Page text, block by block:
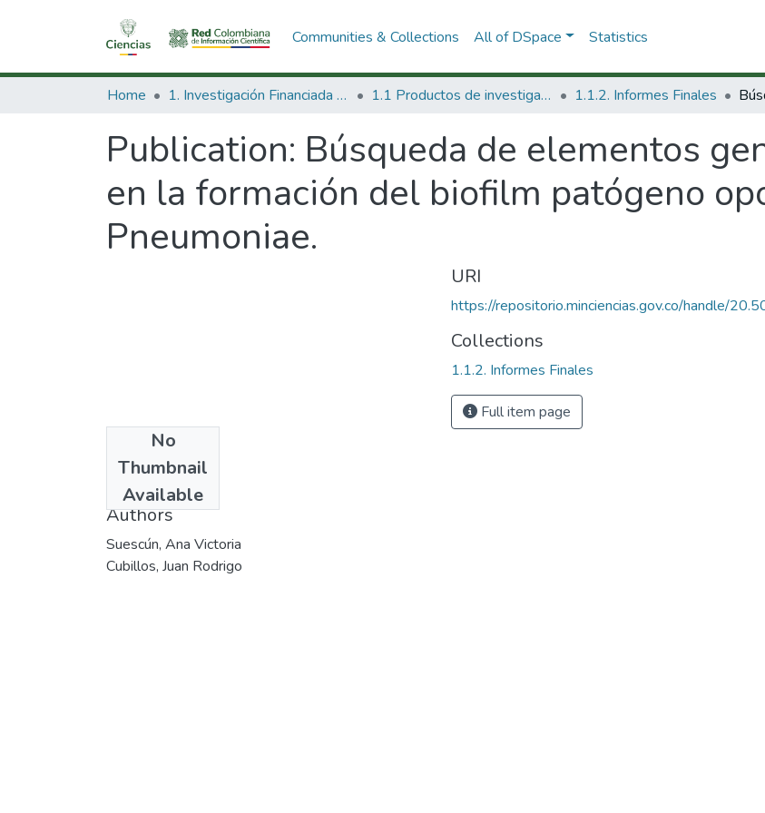
Communities & Collections All of DSpace Statistics
Home 1. Investigación Financiada con Recursos Públicos 1.1 Productos de investigación 1.1.2. Informes Finales
Publication: Búsqueda de elementos
en la formación del biofilm patógeno
Pneumoniae.
No
Thumbnail
Available
[2006-02-21]
Authors
Suescún, Ana Victoria
Cubillos, Juan Rodrigo
URI
https://repositorio.minciencias.gov.co/handle/
Collections
1.1.2. Informes Finales
Full item page